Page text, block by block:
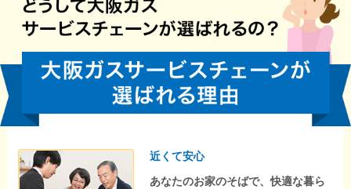
近くて安心
あなたのお家のそばで、快適な暮ら